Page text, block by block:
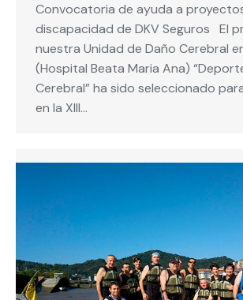
Convocatoria de ayuda a
discapacidad de DKV Seguros El
nuestra Unidad de Daño Cerebral
(Hospital Beata Maria Ana)
Cerebral” ha sido seleccionado
en la XIII…